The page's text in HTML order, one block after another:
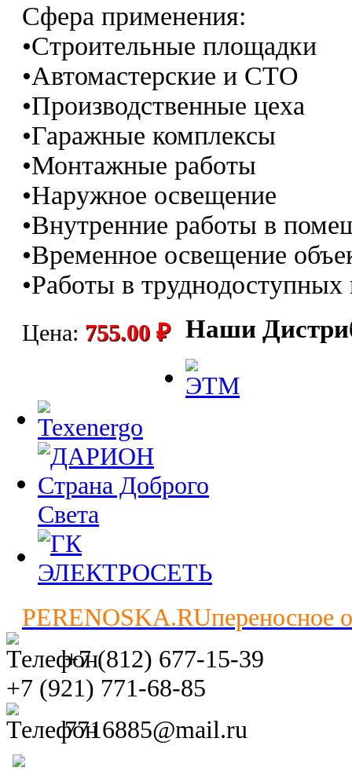
Сфера применения:
•Строительные площадки
•Автомастерские и СТО
•Производственные цеха
•Гаражные комплексы
•Монтажные работы
•Наружное освещение
•Внутренние работы в
•Временное освещение
•Работы в труднодоступных
Цена: 755.00 ₽ Наши
PERENOSKA.RUпереносное
+7 (812) 677-15-39
+7 (921) 771-68-85
7716885@mail.ru